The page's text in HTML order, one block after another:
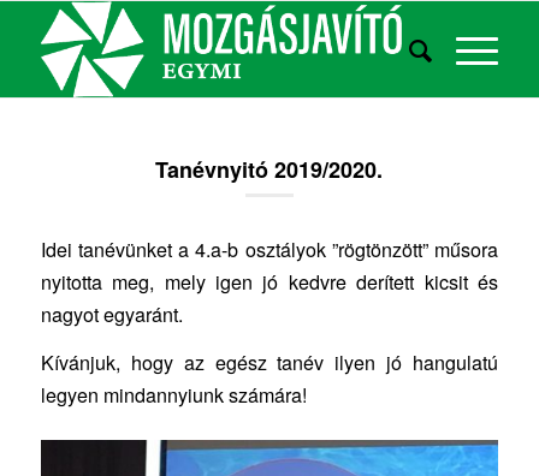
Tanévnyitó 2019/2020.
Idei tanévünket a 4.a-b osztályok ”rögtönzött” műsora
nyitotta meg, mely igen jó kedvre derített kicsit és
nagyot egyaránt.
Kívánjuk, hogy az egész tanév ilyen jó hangulatú
legyen mindannyiunk számára!